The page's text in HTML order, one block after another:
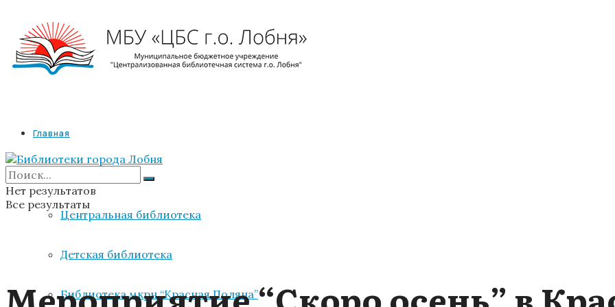
Главная
Библиотеки
Центральная библиотека
Детская библиотека
Библиотека мкрн “Красная Поляна”
Нет результатов
Все результаты